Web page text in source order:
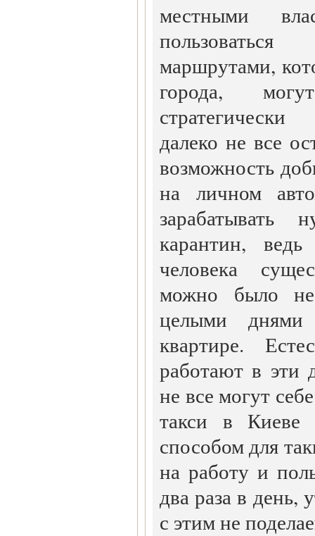
местными
маршрутами,
города,
далеко не все
возможность
на личном
карантин,
человека
можно было
целыми
квартире.
работают в эти
не все могут
такси в Киеве
способом для
на работу и
два раза в день,
с этим не